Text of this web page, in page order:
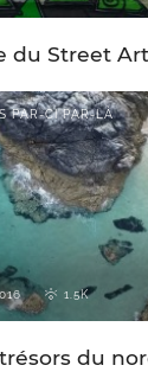
du Street
PAR-CI PAR-LÀ
1.5K
du